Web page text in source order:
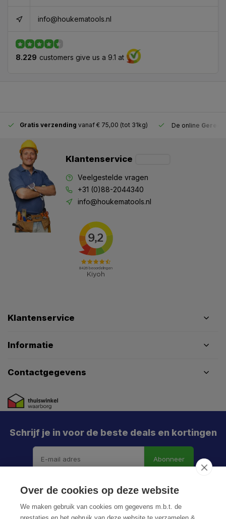
info@houkematools.nl
8.229 customers give us a 9.1 at
Gratis verzending vanaf € 75,00 (tot 31kg) De online
Klantenservice
Veelgestelde vragen
+31 (0)88-2044340
info@houkematools.nl
Klantenservice
Informatie
Contactgegevens
Schrijf je in voor de beste deals en kortingen
Abonneer
Over de cookies op deze website
We maken gebruik van cookies om gegevens m.b.t. de